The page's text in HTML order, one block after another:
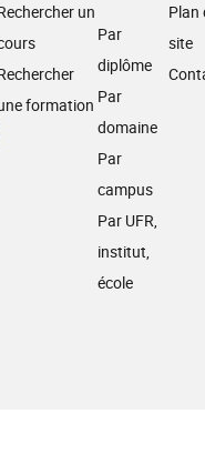
un
formation
Par
diplôme
Par
domaine
Par
campus
Par UFR,
institut,
école
Plan
site